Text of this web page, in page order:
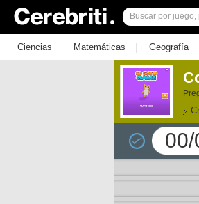
Ciencias | Matemáticas | Geografía
00/